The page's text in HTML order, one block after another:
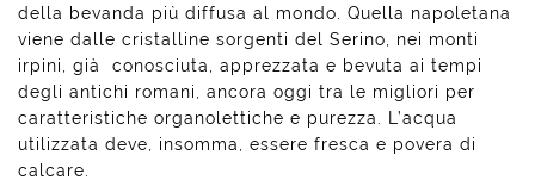
della bevanda più diffusa al mondo. Quella napoletana
viene dalle cristalline sorgenti del Serino, nei monti
irpini, già conosciuta, apprezzata e bevuta ai tempi
degli antichi romani, ancora oggi tra le migliori per
caratteristiche organolettiche e purezza. L’acqua
utilizzata deve, insomma, essere fresca e povera di
calcare.